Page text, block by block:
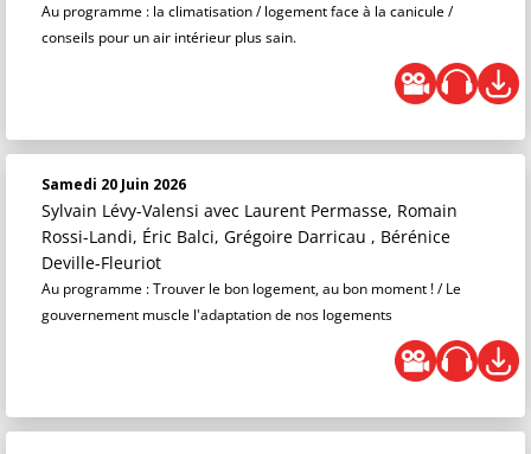
Au programme : la climatisation / logement face à la canicule /
conseils pour un air intérieur plus sain.
Samedi 20 Juin 2026
Sylvain Lévy-Valensi avec Laurent Permasse, Romain
Rossi-Landi, Éric Balci, Grégoire Darricau , Bérénice
Deville-Fleuriot
Au programme : Trouver le bon logement, au bon moment ! / Le
gouvernement muscle l'adaptation de nos logements